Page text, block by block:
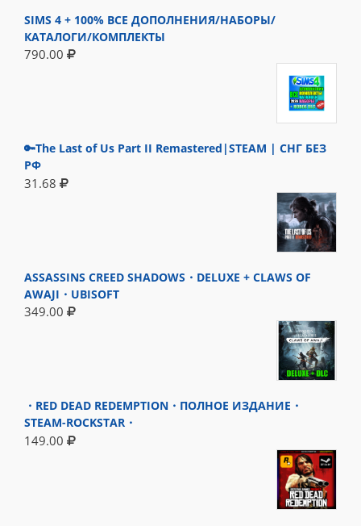
SIMS 4 + 100% ВСЕ ДОПОЛНЕНИЯ/НАБОРЫ/
КАТАЛОГИ/КОМПЛЕКТЫ
790.00
🔑The Last of Us Part II Remastered|STEAM | СНГ БЕЗ
РФ
31.68
ASSASSINS CREED SHADOWS・DELUXE + CLAWS OF
AWAJI・UBISOFT
349.00
・RED DEAD REDEMPTION・ПОЛНОЕ ИЗДАНИЕ・
STEAM-ROCKSTAR・
149.00